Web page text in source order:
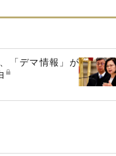
「デマ情報」が